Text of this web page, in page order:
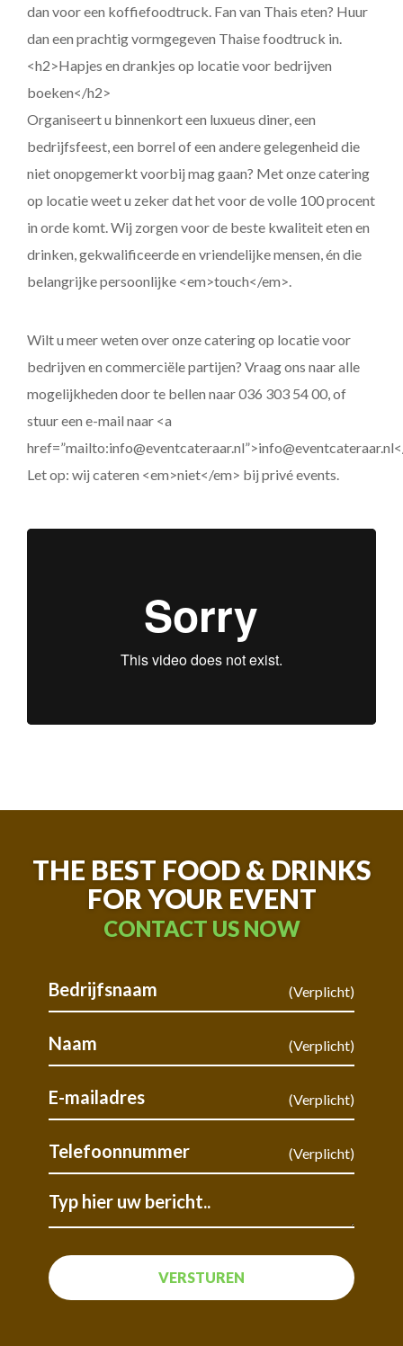
dan voor een koffiefoodtruck. Fan van Thais eten? Huur
dan een prachtig vormgegeven Thaise foodtruck in.
<h2>Hapjes en drankjes op locatie voor bedrijven
boeken</h2>
Organiseert u binnenkort een luxueus diner, een
bedrijfsfeest, een borrel of een andere gelegenheid die
niet onopgemerkt voorbij mag gaan? Met onze catering
op locatie weet u zeker dat het voor de volle 100 procent
in orde komt. Wij zorgen voor de beste kwaliteit eten en
drinken, gekwalificeerde en vriendelijke mensen, én die
belangrijke persoonlijke <em>touch</em>.
Wilt u meer weten over onze catering op locatie voor
bedrijven en commerciële partijen? Vraag ons naar alle
mogelijkheden door te bellen naar 036 303 54 00, of
stuur een e-mail naar <a
Let op: wij cateren <em>niet</em> bij privé events.
THE BEST FOOD & DRINKS
FOR YOUR EVENT
CONTACT US NOW